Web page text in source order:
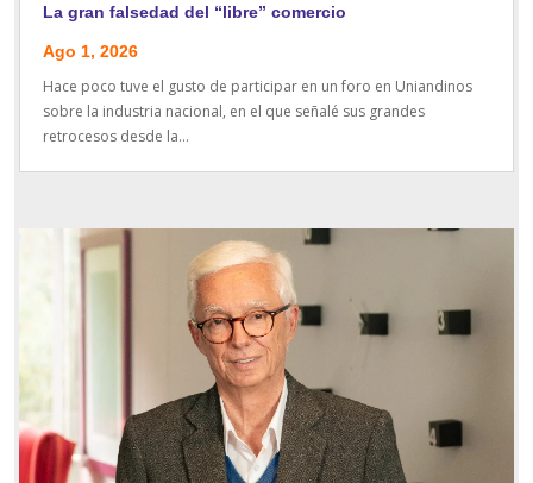
La gran falsedad del “libre” comercio
Ago 1, 2026
Hace poco tuve el gusto de participar en un foro en Uniandinos
sobre la industria nacional, en el que señalé sus grandes
retrocesos desde la...